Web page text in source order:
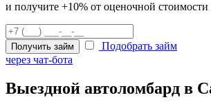
и получите +10% от оценочной стоимости
Получить займ
Подобрать займ
через чат-бота
Выездной автоломбард в